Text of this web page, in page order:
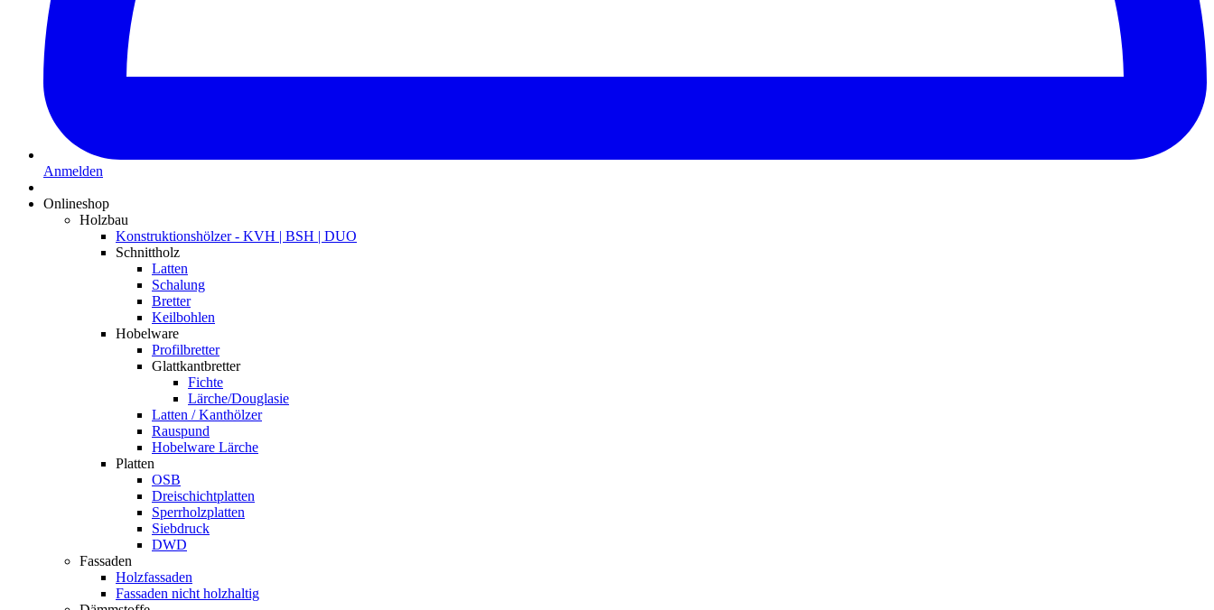
Anmelden
Onlineshop
Holzbau
Konstruktionshölzer - KVH | BSH | DUO
Schnittholz
Latten
Schalung
Bretter
Keilbohlen
Hobelware
Profilbretter
Glattkantbretter
Fichte
Lärche/Douglasie
Latten / Kanthölzer
Rauspund
Hobelware Lärche
Platten
OSB
Dreischichtplatten
Sperrholzplatten
Siebdruck
DWD
Fassaden
Holzfassaden
Fassaden nicht holzhaltig